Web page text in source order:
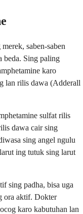
saben-saben
beda. Sing paling
karo
lan rilis dawa (Adderall
sulfat rilis
dawa cair sing
sing angel ngulu
ing tutuk sing larut
sing padha, bisa uga
ora aktif. Dokter
karo kabutuhan lan